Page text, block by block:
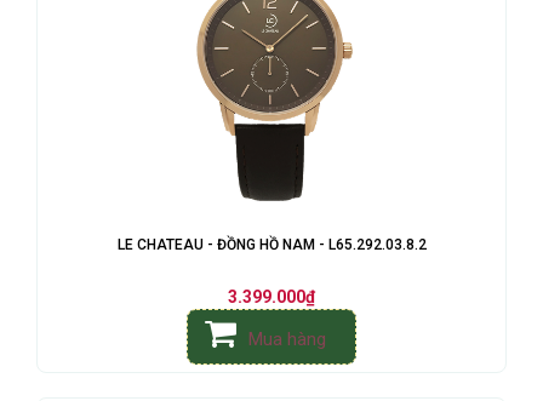
LE CHATEAU - ĐỒNG HỒ NAM - L65.292.03.8.2
3.399.000₫
Mua hàng